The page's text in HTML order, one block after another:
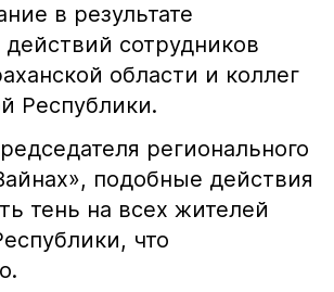
в результате
сотрудников
области и коллег
Республики.
регионального
подобные действия
тень на всех жителей
что